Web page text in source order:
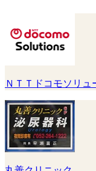
ＮＴＴドコモソリ